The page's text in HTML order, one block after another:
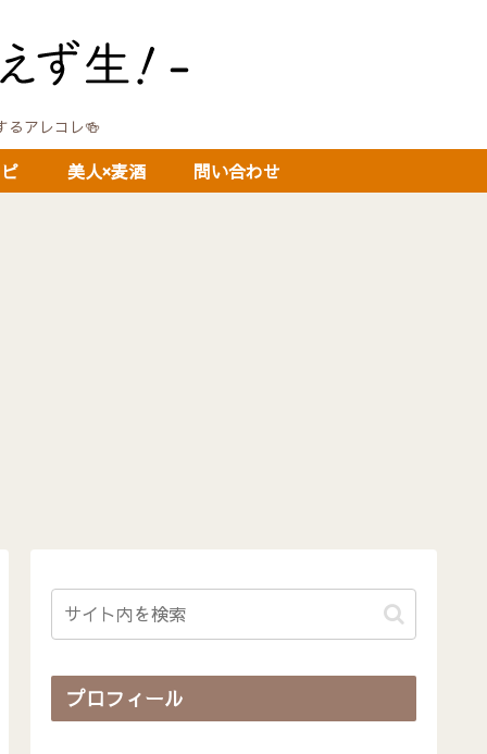
アレコレ🍻
美人×麦酒 問い合わせ
プロフィール